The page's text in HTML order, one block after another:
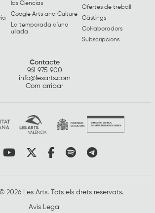
las Ciencias
Google Arts and Culture
La temporada d'una
ullada
Ofertes de treball
Càstings
Col·laboradors
Subscripcions
Contacte
961 975 900
info@lesarts.com
Com arribar
a instagram
Link a youtube
Link a twitter
Link a facebook
Link a spotify
Link a
2026 Les Arts. Tots els drets reservats.
Avis Legal